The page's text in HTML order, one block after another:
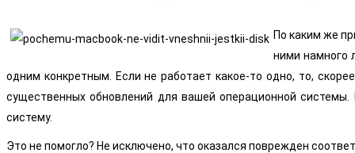
По каким же
ними намного
одним конкретным. Если не работает какое-то одно, то,
существенных обновлений для вашей операционной
систему.
Это не помогло? Не исключено, что оказался поврежден